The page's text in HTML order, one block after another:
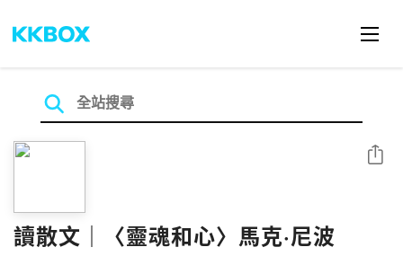
讀散文｜〈靈魂和心〉馬克·尼波
分享